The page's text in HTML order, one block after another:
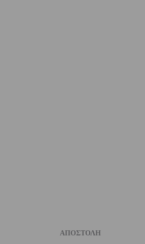
ΑΠΟΣΤΟΛΗ